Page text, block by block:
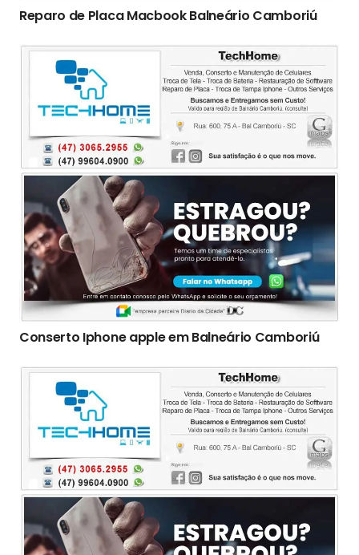
Reparo de Placa Macbook Balneário Camboriú
Conserto Iphone apple em Balneário Camboriú